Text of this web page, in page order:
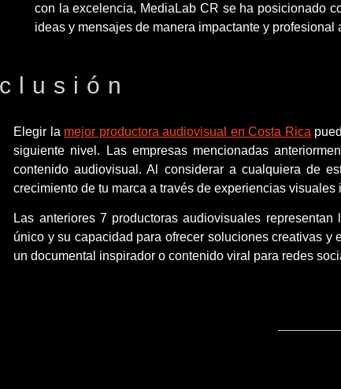
con la excelencia, MediaLab CR se ha posicionado
ideas y mensajes de manera impactante y
Elegir la mejor productora audiovisual en Costa Rica
siguiente nivel. Las empresas mencionadas
contenido audiovisual. Al considerar a cualquiera de
crecimiento de tu marca a través de experiencias
Las anteriores 7 productoras audiovisuales
único y su capacidad para ofrecer soluciones creativas
un documental inspirador o contenido viral para redes